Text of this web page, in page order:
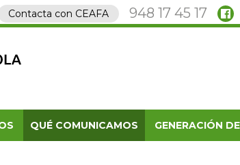
Contacta con CEAFA 948 17 45 17
QUÉ COMUNICAMOS GENERACIÓN